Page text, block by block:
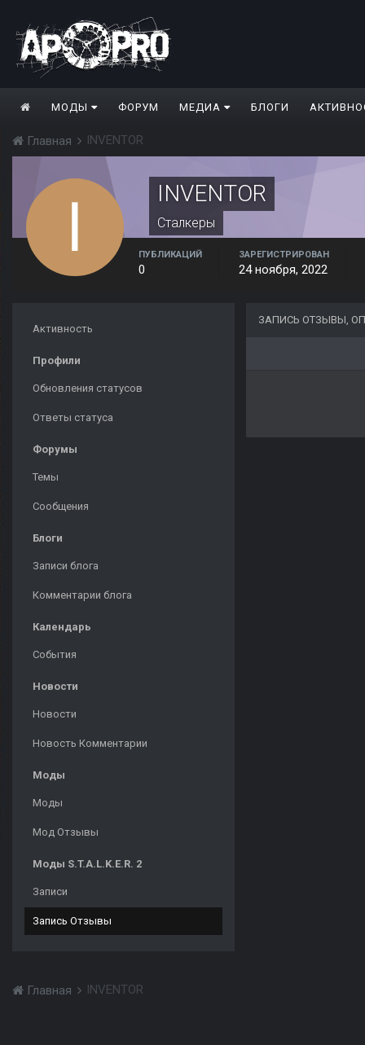
МОДЫ ФОРУМ МЕДИА БЛОГИ
Главная INVENTOR
INVENTOR
Сталкеры
ПУБЛИКАЦИЙ
0
ЗАРЕГИСТРИРОВАН
24 ноября, 2022
Активность
Профили
Обновления статусов
Ответы статуса
Форумы
Темы
Сообщения
Блоги
Записи блога
Комментарии блога
Календарь
События
Новости
Новости
Новость Комментарии
Моды
Моды
Мод Отзывы
Моды S.T.A.L.K.E.R. 2
Записи
Запись Отзывы
ЗАПИСЬ ОТЗЫВЫ,
Главная INVENTOR